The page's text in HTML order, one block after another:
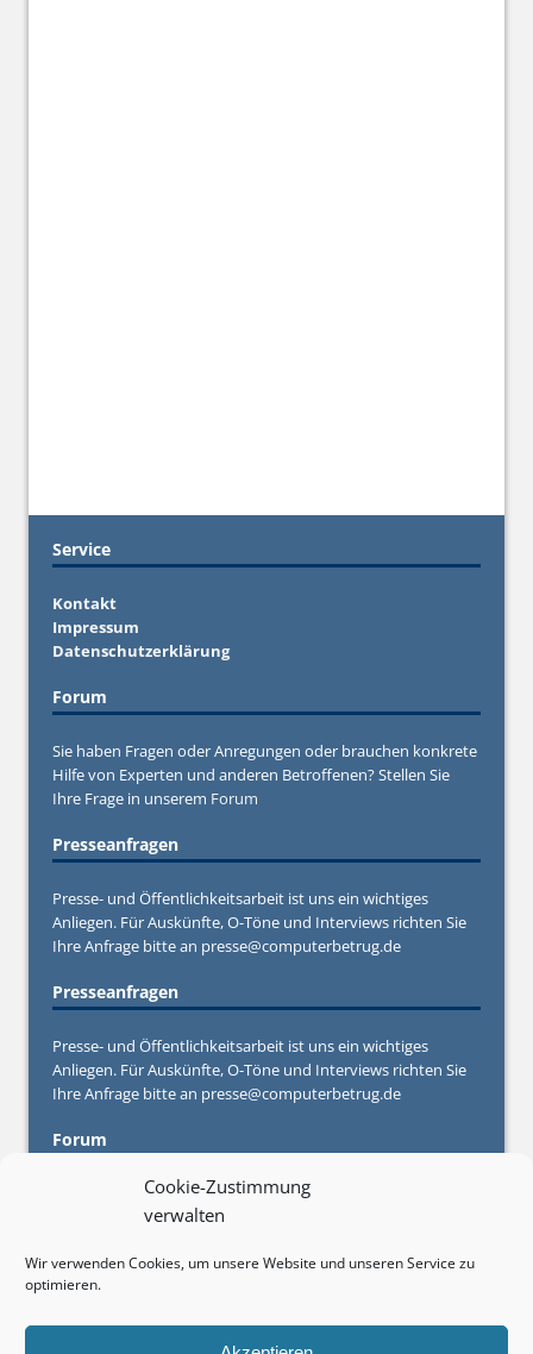
Cookie-Zustimmung
verwalten
Wir verwenden Cookies, um unsere Website und unseren Service zu
optimieren.
Service
Kontakt
Impressum
Datenschutzerklärung
Forum
Sie haben Fragen oder Anregungen oder brauchen konkrete
Hilfe von Experten und anderen Betroffenen? Stellen Sie
Ihre Frage in unserem Forum
Presseanfragen
Presse- und Öffentlichkeitsarbeit ist uns ein wichtiges
Anliegen. Für Auskünfte, O-Töne und Interviews richten Sie
Ihre Anfrage bitte an presse@computerbetrug.de
Presseanfragen
Presse- und Öffentlichkeitsarbeit ist uns ein wichtiges
Anliegen. Für Auskünfte, O-Töne und Interviews richten Sie
Ihre Anfrage bitte an presse@computerbetrug.de
Forum
Sie haben Fragen oder Anregungen oder brauchen konkrete
Hilfe von Experten und anderen Betroffenen? Stellen Sie
Werbebuchungen